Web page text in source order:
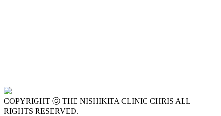
COPYRIGHT ⓒ THE NISHIKITA CLINIC CHRIS ALL
RIGHTS RESERVED.